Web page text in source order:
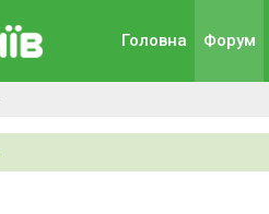
Головна Форум